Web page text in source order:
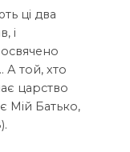
ці два
і
А той, хто
царство
Мій Батько,